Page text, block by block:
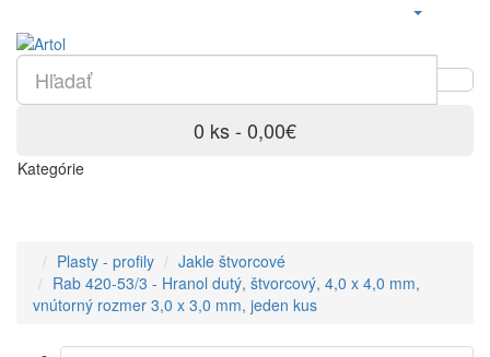
0 ks - 0,00€
Kategórie
Plasty - profily
Jakle štvorcové
Rab 420-53/3 - Hranol dutý, štvorcový, 4,0 x 4,0 mm,
vnútorný rozmer 3,0 x 3,0 mm, jeden kus